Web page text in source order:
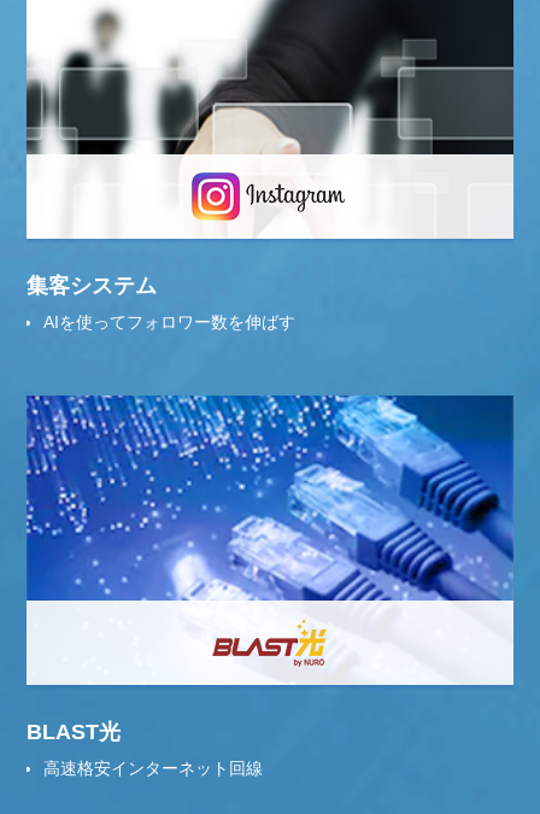
集客システム
AIを使ってフォロワー数を伸ばす
BLAST光
高速格安インターネット回線